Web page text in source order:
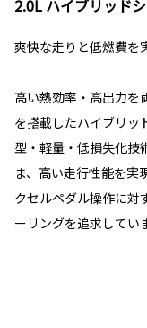
2.0L ハイブリッド
爽快な走りと低燃費を
高い熱効率・高出力を
を搭載したハイブリッ
型・軽量・低損失化技
ま、高い走行性能を実
クセルペダル操作に対
ーリングを追求してい